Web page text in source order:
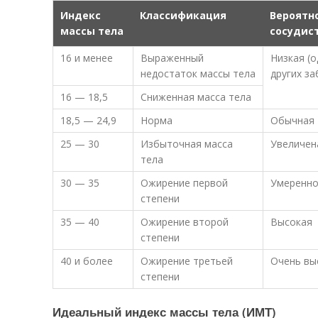
Индекс
массы тела
Классификация
16 и менее
Выраженный
недостаток массы тела
Низкая
других
16 — 18,5
Сниженная масса тела
18,5 — 24,9
Норма
Обычная
25 — 30
Избыточная масса
тела
30 — 35
Ожирение первой
степени
35 — 40
Ожирение второй
степени
Высокая
40 и более
Ожирение третьей
степени
Очень
Идеальный индекс массы тела (ИМТ)